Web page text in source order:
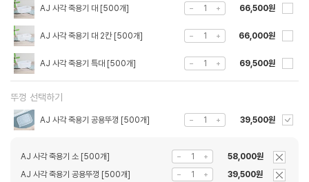
AJ 사각 죽용기 대 [500개] 66,500원
AJ 사각 죽용기 대 2칸 [500개] 66,000원
AJ 사각 죽용기 특대 [500개] 69,500원
뚜껑 선택하기
AJ 사각 죽용기 공용뚜껑 [500개] 39,500원
AJ 사각 죽용기 소 [500개]
58,000원
AJ 사각 죽용기 공용뚜껑 [500개]
39,500원